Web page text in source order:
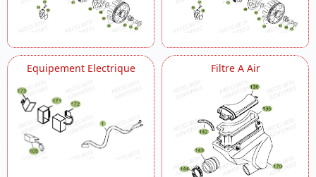
Equipement Electrique Filtre A Air